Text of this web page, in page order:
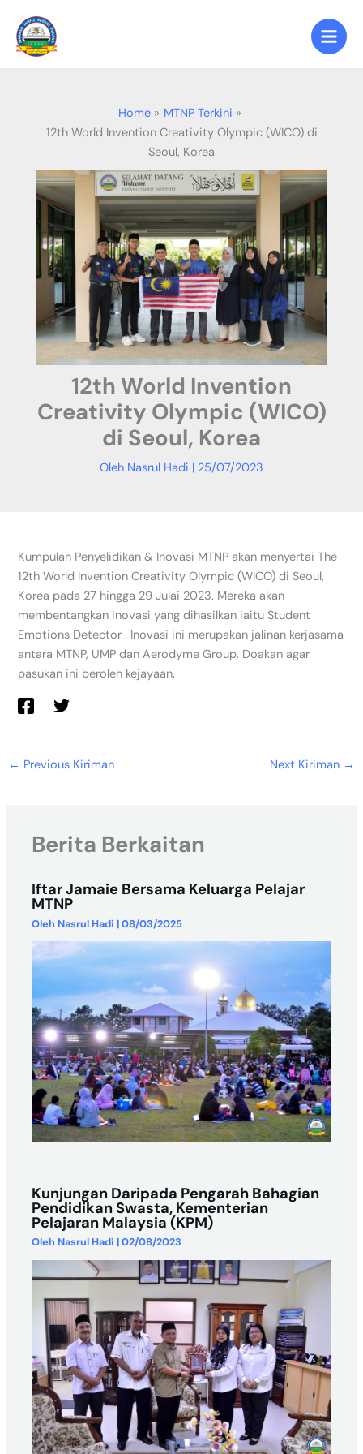
content
Home
MTNP Terkini
12th World Invention Creativity Olympic (WICO) di
Seoul, Korea
12th World Invention
Creativity Olympic (WICO)
di Seoul, Korea
Oleh Nasrul Hadi | 25/07/2023
Kumpulan Penyelidikan & Inovasi MTNP akan menyertai The
12th World Invention Creativity Olympic (WICO) di Seoul,
Korea pada 27 hingga 29 Julai 2023. Mereka akan
membentangkan inovasi yang dihasilkan iaitu Student
Emotions Detector . Inovasi ini merupakan jalinan kerjasama
antara MTNP, UMP dan Aerodyme Group. Doakan agar
pasukan ini beroleh kejayaan.
← Previous Kiriman Next Kiriman →
Berita Berkaitan
Iftar Jamaie Bersama Keluarga Pelajar
MTNP
Oleh Nasrul Hadi |08/03/2025
Kunjungan Daripada Pengarah Bahagian
Pendidikan Swasta, Kementerian
Pelajaran Malaysia (KPM)
Oleh Nasrul Hadi |02/08/2023